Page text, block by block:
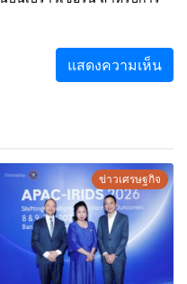
ข่าวเศรษฐกิจ